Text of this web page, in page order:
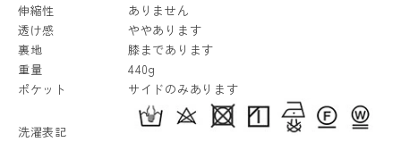
伸縮性
ありません
透け感
ややあります
裏地
膝まであります
重量
440g
ポケット
サイドのみあります
洗濯表記